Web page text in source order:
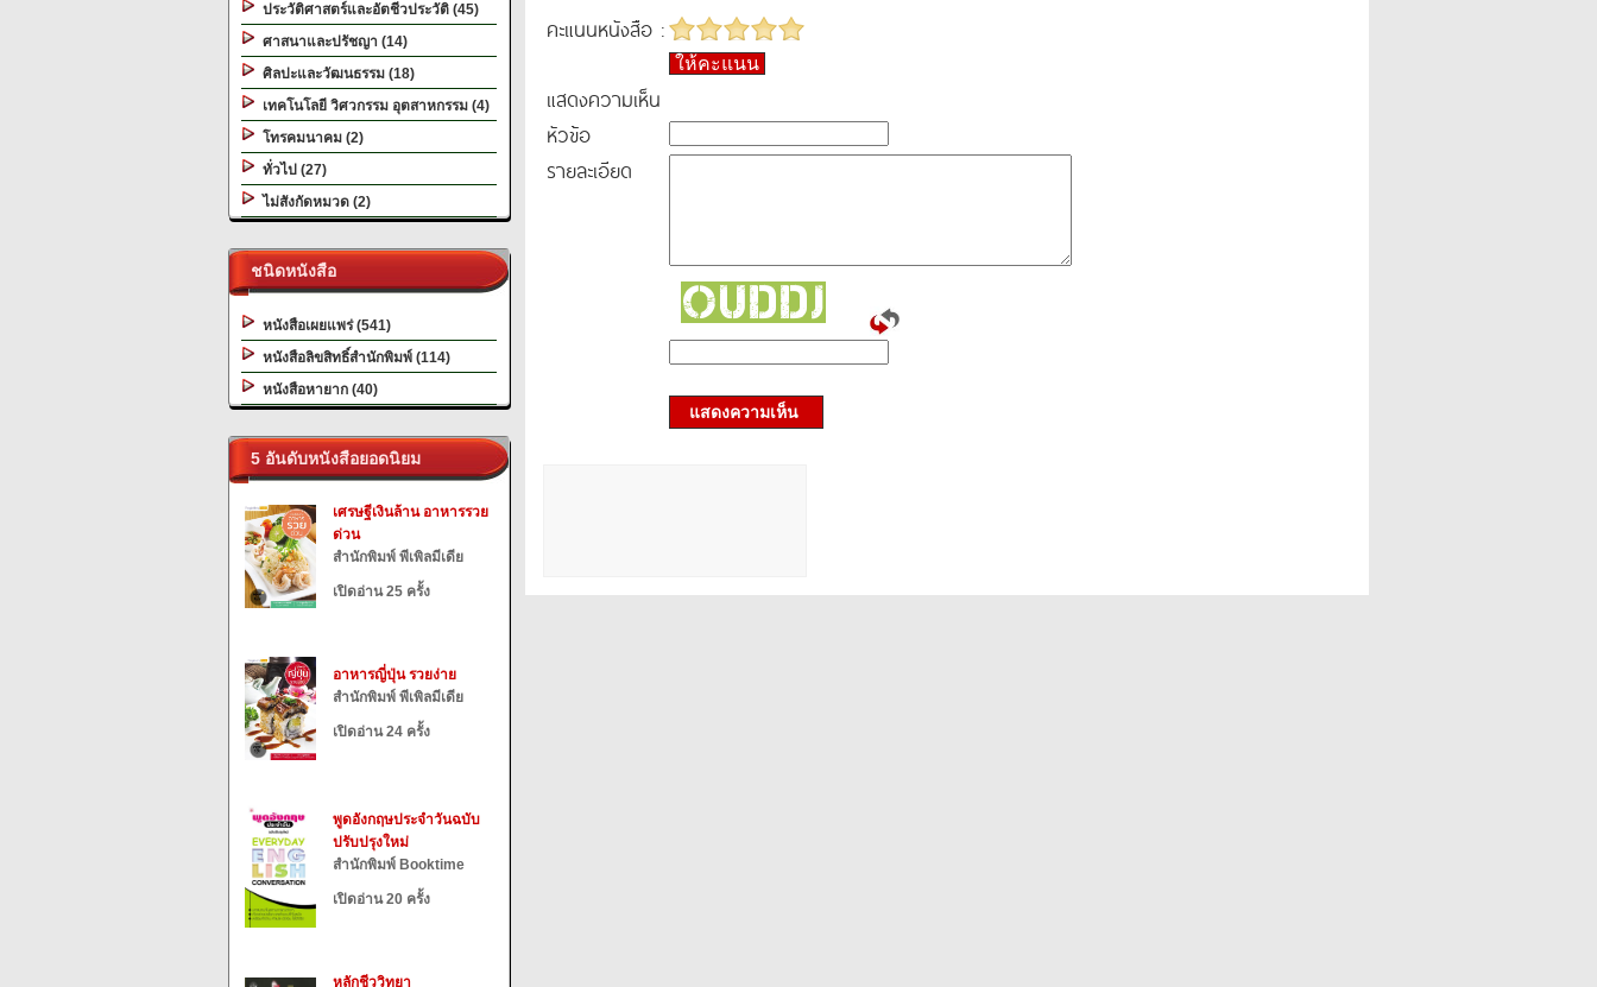
ประวัติศาสตร์และอัตชีวประวัติ (45)
ศาสนาและปรัชญา (14)
ศิลปะและวัฒนธรรม (18)
เทคโนโลยี วิศวกรรม อุตสาหกรรม (4)
โทรคมนาคม (2)
ทั่วไป (27)
ไม่สังกัดหมวด (2)
ชนิดหนังสือ
หนังสือเผยแพร่ (541)
หนังสือลิขสิทธิ์สำนักพิมพ์ (114)
หนังสือหายาก (40)
5 อันดับหนังสือยอดนิยม
เศรษฐีเงินล้าน อาหารรวย
ด่วน
สำนักพิมพ์ พีเพิลมีเดีย
เปิดอ่าน 25 ครั้ง
อาหารญี่ปุ่น รวยง่าย
สำนักพิมพ์ พีเพิลมีเดีย
เปิดอ่าน 24 ครั้ง
พูดอังกฤษประจำวันฉบับ
ปรับปรุงใหม่
สำนักพิมพ์ Booktime
เปิดอ่าน 20 ครั้ง
หลักชีววิทยา
คะแนนหนังสือ :
ให้คะแนน
แสดงความเห็น
หัวข้อ
รายละเอียด
แสดงความเห็น